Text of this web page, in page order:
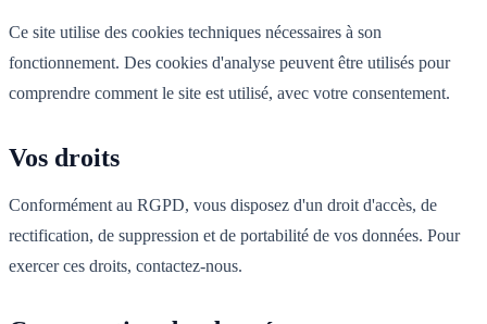
Ce site utilise des cookies techniques nécessaires à son
fonctionnement. Des cookies d'analyse peuvent être utilisés pour
comprendre comment le site est utilisé, avec votre consentement.
Vos droits
Conformément au RGPD, vous disposez d'un droit d'accès, de
rectification, de suppression et de portabilité de vos données. Pour
exercer ces droits, contactez-nous.